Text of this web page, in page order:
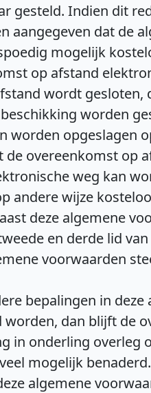
gesteld. Indien dit
aangegeven dat de
mogelijk
op afstand
wordt gesloten,
worden
worden opgeslagen
de overeenkomst op
weg kan
andere wijze
deze algemene
en derde lid
voorwaarden
bepalingen in
dan blijft de
in onderling overleg
mogelijk benaderd.
algemene